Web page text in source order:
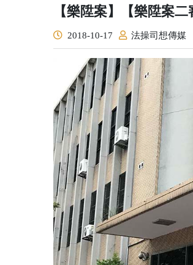
【樂陞案】【樂陞案
2018-10-17 法操司想傳媒